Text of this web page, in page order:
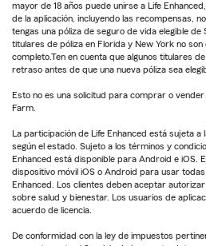
mayor de 18 años puede unirse a Life
de la aplicación, incluyendo las recompensas,
tengas una póliza de seguro de vida elegible
titulares de póliza en Florida y New York no
completo.Ten en cuenta que algunos titulares
retraso antes de que una nueva póliza sea
Esto no es una solicitud para comprar o
Farm.
La participación de Life Enhanced está sujeta
según el estado. Sujeto a los términos y
Enhanced está disponible para Android e iOS.
dispositivo móvil iOS o Android para usar
Enhanced. Los clientes deben aceptar
sobre salud y bienestar. Los usuarios de
acuerdo de licencia.
De conformidad con la ley de impuestos